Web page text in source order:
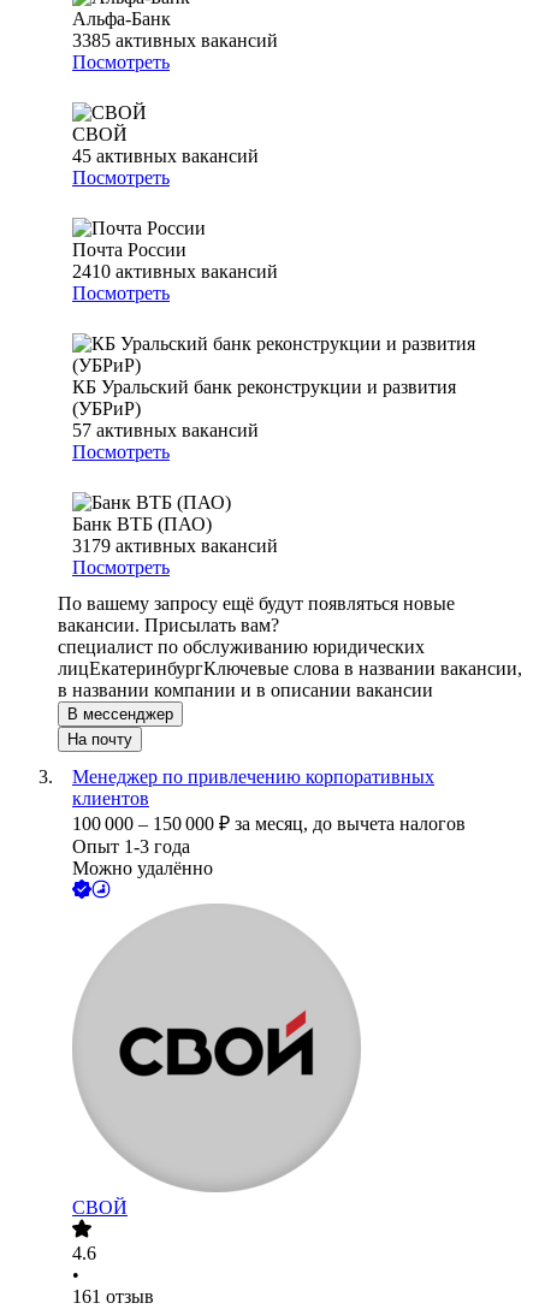
Альфа-Банк
3385 активных вакансий
Посмотреть
СВОЙ
45 активных вакансий
Посмотреть
Почта России
2410 активных вакансий
Посмотреть
КБ Уральский банк реконструкции и развития
(УБРиР)
57 активных вакансий
Посмотреть
Банк ВТБ (ПАО)
3179 активных вакансий
Посмотреть
По вашему запросу ещё будут появляться новые
вакансии. Присылать вам?
специалист по обслуживанию юридических
лицЕкатеринбургКлючевые слова в названии вакансии,
в названии компании и в описании вакансии
В мессенджер
На почту
Менеджер по привлечению корпоративных
клиентов
100 000 – 150 000 ₽ за месяц, до вычета налогов
Опыт 1-3 года
Можно удалённо
СВОЙ
4.6
•
161 отзыв